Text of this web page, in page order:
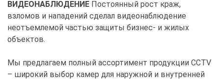
ВИДЕОНАБЛЮДЕНИЕ Постоянный рост краж,
взломов и нападений сделал видеонаблюдение
неотъемлемой частью защиты бизнес- и жилых
объектов.
Мы предлагаем полный ассортимент продукции CCTV
– широкий выбор камер для наружной и внутренней